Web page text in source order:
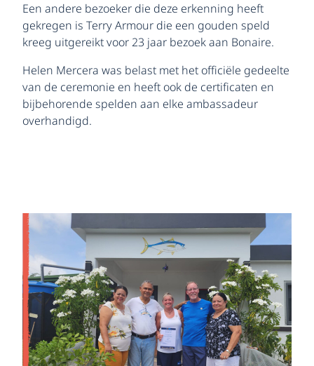
Een andere bezoeker die deze erkenning heeft
gekregen is Terry Armour die een gouden speld
kreeg uitgereikt voor 23 jaar bezoek aan Bonaire.
Helen Mercera was belast met het officiële gedeelte
van de ceremonie en heeft ook de certificaten en
bijbehorende spelden aan elke ambassadeur
overhandigd.